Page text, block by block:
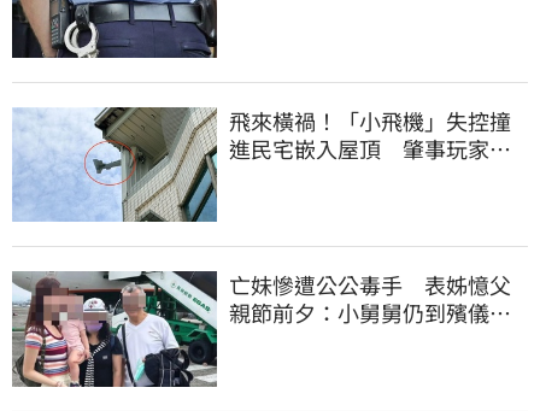
飛來橫禍！「小飛機」失控撞
進民宅嵌入屋頂 肇事玩家疑
亡妹慘遭公公毒手 表姊憶父
親節前夕：小舅舅仍到殯儀館